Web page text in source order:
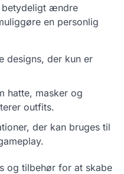
betydeligt ændre
en personlig
designs, der kun er
hatte, masker og
outfits.
der kan bruges til
og tilbehør for at skabe